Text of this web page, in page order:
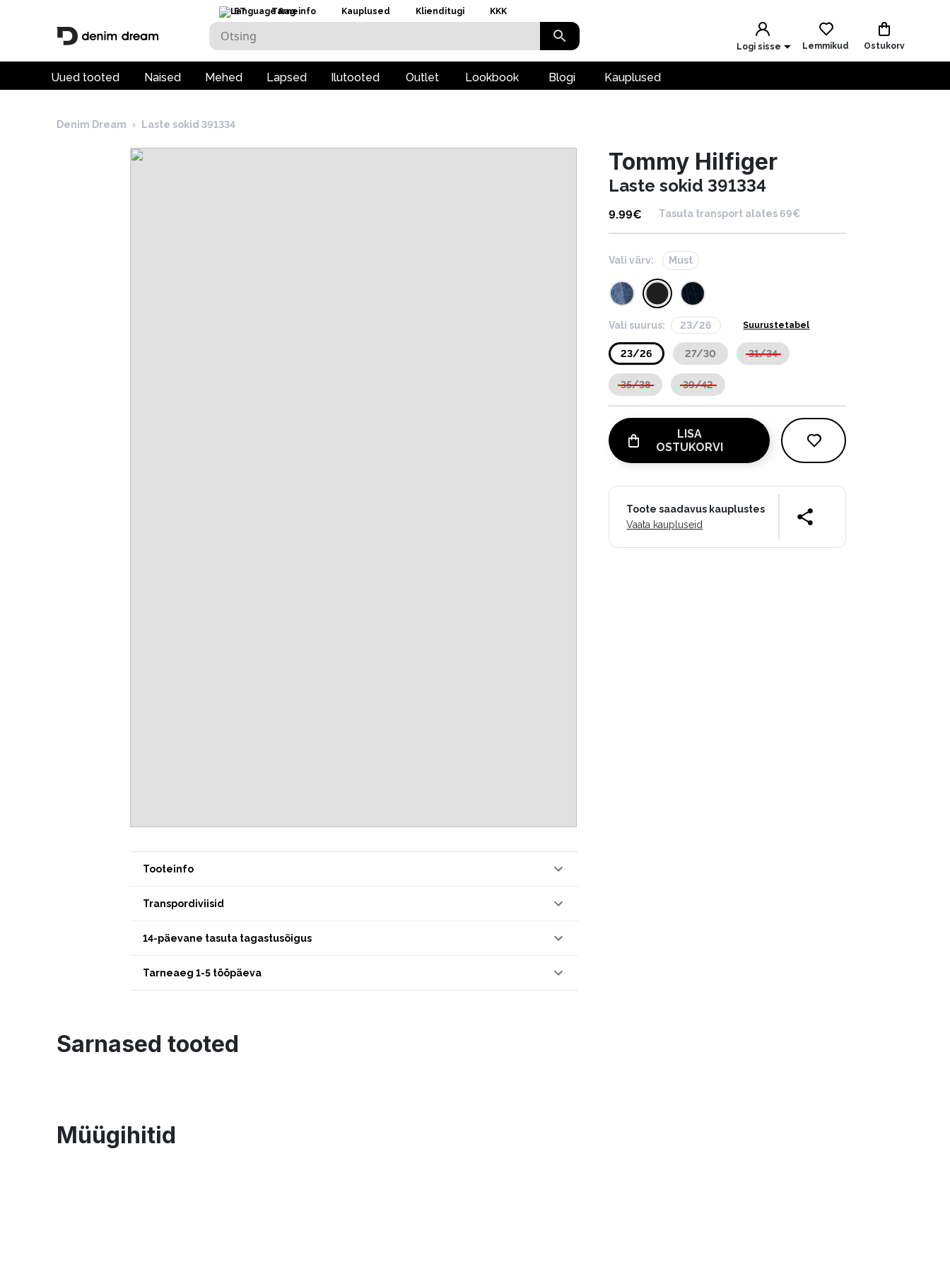
ET Tarneinfo Kauplused Klienditugi KKK
Logi sisse Lemmikud Ostukorv
Uued tooted Naised Mehed Lapsed Ilutooted Outlet Lookbook Blogi Kauplused
Denim Dream › Laste sokid 391334
Tooteinfo
Transpordiviisid
14-päevane tasuta tagastusõigus
Tarneaeg 1-5 tööpäeva
Tommy Hilfiger
Laste sokid 391334
9.99€ Tasuta transport alates 69€
Vali värv: Must
Vali suurus: 23/26 Suurustetabel
23/26 27/30 31/34
35/38 39/42
LISA
OSTUKORVI
Toote saadavus kauplustes
Vaata kaupluseid
Sarnased tooted
Müügihitid